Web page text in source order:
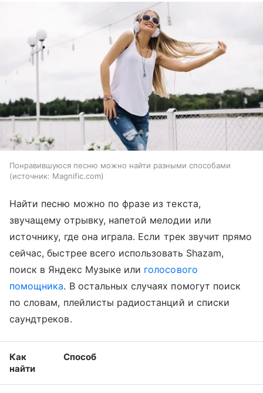
Понравившуюся песню можно найти разными способами
источник: Magnific.com
Найти песню можно по фразе из текста,
звучащему отрывку, напетой мелодии или
источнику, где она играла. Если трек звучит прямо
сейчас, быстрее всего использовать Shazam,
поиск в Яндекс Музыке или голосового
помощника. В остальных случаях помогут поиск
по словам, плейлисты радиостанций и списки
саундтреков.
Как
найти
Способ